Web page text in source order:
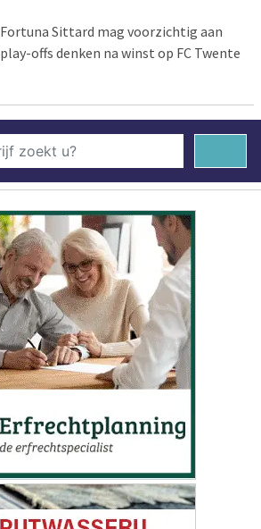
Fortuna Sittard mag voorzichtig aan
play-offs denken na winst op FC Twente